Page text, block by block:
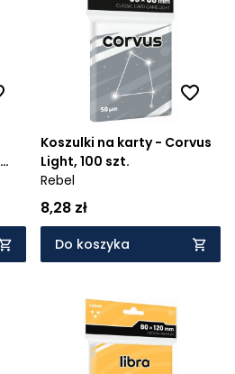
Koszulki na karty - Corvus
Light, 100 szt.
Rebel
8,28 zł
Do koszyka